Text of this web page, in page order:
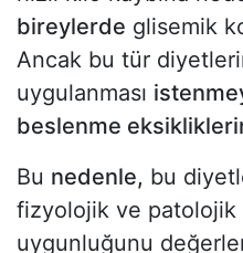
bireylerde glisemik
Ancak bu tür
uygulanması
beslenme
Bu nedenle, bu
fizyolojik ve patolojik
uygunluğunu